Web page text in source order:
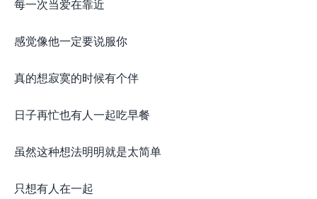
每一次当爱在靠近
感觉像他一定要说服你
真的想寂寞的时候有个伴
日子再忙也有人一起吃早餐
虽然这种想法明明就是太简单
只想有人在一起